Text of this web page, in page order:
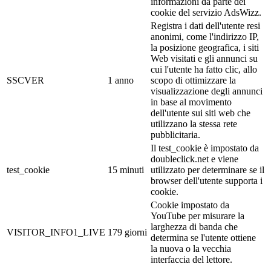
cookie del servizio AdsWizz.
SSCVER 1 anno
Registra i dati dell'utente resi
anonimi, come l'indirizzo IP,
la posizione geografica, i siti
Web visitati e gli annunci su
cui l'utente ha fatto clic, allo
scopo di ottimizzare la
visualizzazione degli annunci
in base al movimento
dell'utente sui siti web che
utilizzano la stessa rete
pubblicitaria.
test_cookie 15 minuti
Il test_cookie è impostato da
doubleclick.net e viene
utilizzato per determinare se il
browser dell'utente supporta i
cookie.
VISITOR_INFO1_LIVE 179 giorni
Cookie impostato da
YouTube per misurare la
larghezza di banda che
determina se l'utente ottiene
la nuova o la vecchia
interfaccia del lettore.